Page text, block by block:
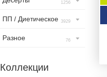
1256
ПП / Диетическое 3929
Разное 76
Коллекции